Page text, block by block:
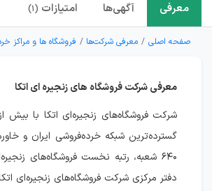
معرفی آگهی‌ها امتیازات (۱)
صفحه اصلی معرفی شرکت‌ها فروشگاه ها و مراکز
معرفی شرکت فروشگاه های زنجیره ای اتکا
گسترده‌ترین شبکه خرده‌فروشی ایران و
۶۴۰ شعبه، رتبه نخست فروشگاه‌های
دفتر مرکزی شرکت فروشگاه‌های زنجیره‌ای